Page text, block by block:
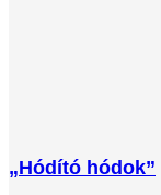
„Hódító hódok”